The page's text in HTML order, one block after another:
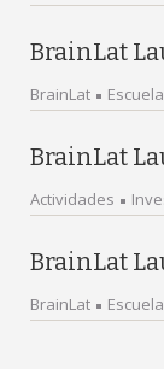
BrainLat
BrainLat
BrainLat
Actividades
BrainLat
BrainLat